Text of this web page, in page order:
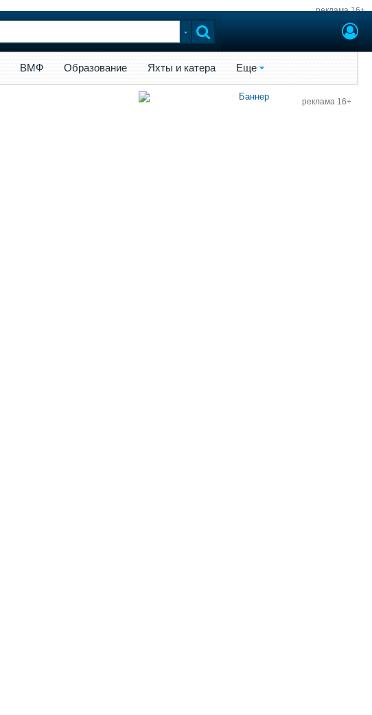
реклама 16+
ВМФ Образование Яхты и катера Еще
реклама 16+